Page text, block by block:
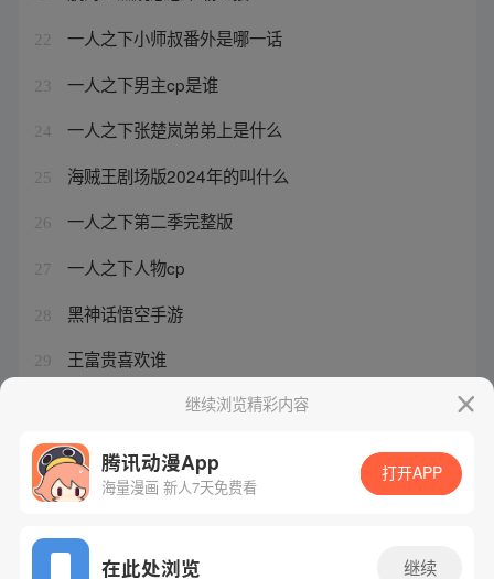
22 一人之下小师叔番外是哪一话
23 一人之下男主cp是谁
24 一人之下张楚岚弟弟上是什么
25 海贼王剧场版2024年的叫什么
26 一人之下第二季完整版
27 一人之下人物cp
28 黑神话悟空手游
29 王富贵喜欢谁
西行纪番外篇狂王9集继续浏览精彩内容
腾讯动漫App
海量漫画 新人7天免费看
打开APP
在此处浏览 继续
网站备案/许可证号：粤B2-20090059-5